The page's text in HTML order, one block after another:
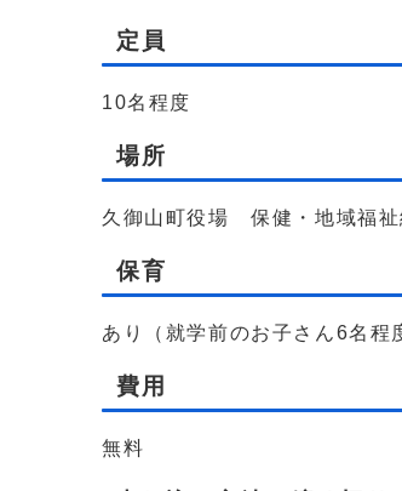
定員
10名程度
場所
久御山町役場 保健・地域福
保育
あり（就学前のお子さん6名程
費用
無料